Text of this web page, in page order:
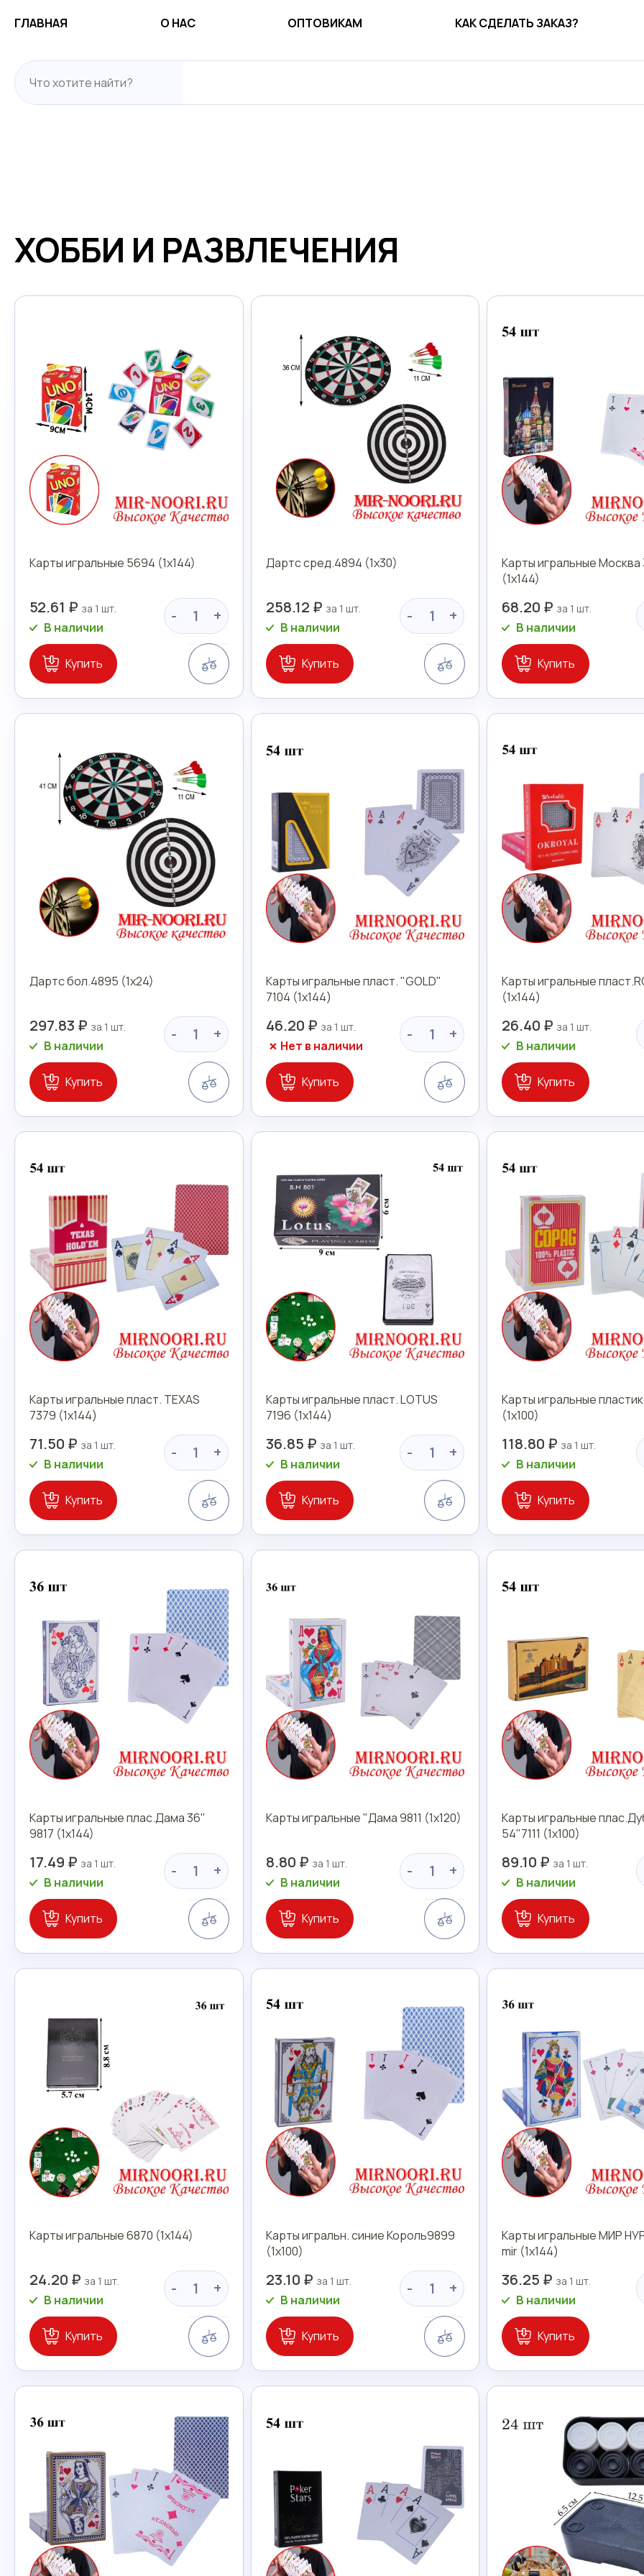
ГЛАВНАЯ О НАС ОПТОВИКАМ КАК СДЕЛАТЬ ЗАКАЗ?
ХОББИ И РАЗВЛЕЧЕНИЯ
Карты игральные 5694 (1х144)
52.61 ₽ - +
В наличии
Сравнение
Купить
Дартс сред.4894 (1х30)
258.12 ₽ - +
В наличии
Сравнение
Купить
Карты игральные Москва
(1х144)
68.20 ₽
В наличии
Купить
Дартс бол.4895 (1х24)
297.83 ₽ - +
В наличии
Сравнение
Купить
Карты игральные пласт. "GOLD"
7104 (1х144)
46.20 ₽ - +
Нет в наличии
Сравнение
Купить
Карты игральные
(1х144)
26.40 ₽
В наличии
Купить
Карты игральные пласт. TEXAS
7379 (1х144)
71.50 ₽ - +
В наличии
Сравнение
Купить
Карты игральные пласт. LOTUS
7196 (1х144)
36.85 ₽ - +
В наличии
Сравнение
Купить
Карты игральные
(1х100)
118.80 ₽
В наличии
Купить
Карты игральные плас.Дама 36"
9817 (1х144)
17.49 ₽ - +
В наличии
Сравнение
Купить
Карты игральные "Дама 9811 (1х120)
8.80 ₽ - +
В наличии
Сравнение
Купить
Карты игральные
54"7111 (1х100)
89.10 ₽
В наличии
Купить
Карты игральные 6870 (1х144)
24.20 ₽ - +
В наличии
Сравнение
Купить
Карты игральн. синие Король9899
(1х100)
23.10 ₽ - +
В наличии
Сравнение
Купить
Карты игральные МИР
mir (1х144)
36.25 ₽
В наличии
Купить